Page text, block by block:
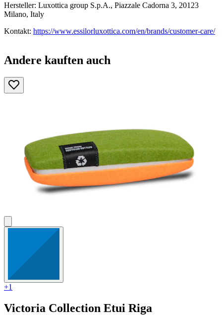
Hersteller: Luxottica group S.p.A., Piazzale Cadorna 3, 20123
Milano, Italy
Kontakt: https://www.essilorluxottica.com/en/brands/customer-care/
Andere kauften auch
+1
Victoria Collection Etui Riga